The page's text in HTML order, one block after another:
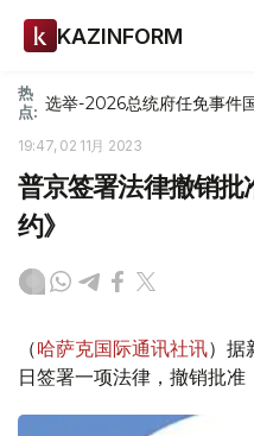
KAZINFORM
热
点: 选举-2026总统府任免事件
19:47, 02 11月 2023
普京签署法律撤销
约》
（哈萨克国际通讯社讯）据
日签署一项法律，撤销批准